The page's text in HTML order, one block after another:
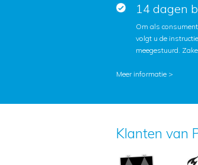
14 dagen
Om als
volgt u de
meegestuurd.
Meer informatie >
Klanten van